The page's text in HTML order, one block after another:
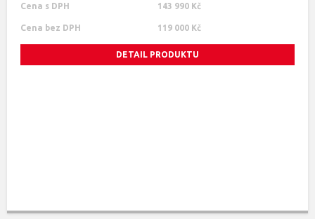
Cena s DPH 143 990 Kč
Cena bez DPH 119 000 Kč
DETAIL PRODUKTU